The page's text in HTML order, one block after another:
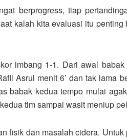
berprogress, tiap
kalah kita evaluasi itu penting
imbang 1-1. Dari awal
Asrul menit 6’ dan tak lama
babak kedua tempo mulai
tim sampai wasit meniup
fisik dan masalah cidera.